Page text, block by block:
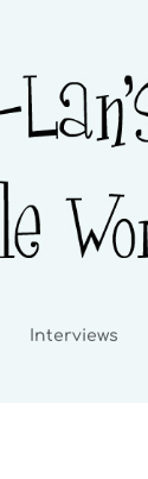
Interviews